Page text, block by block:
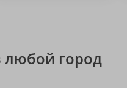
любой город